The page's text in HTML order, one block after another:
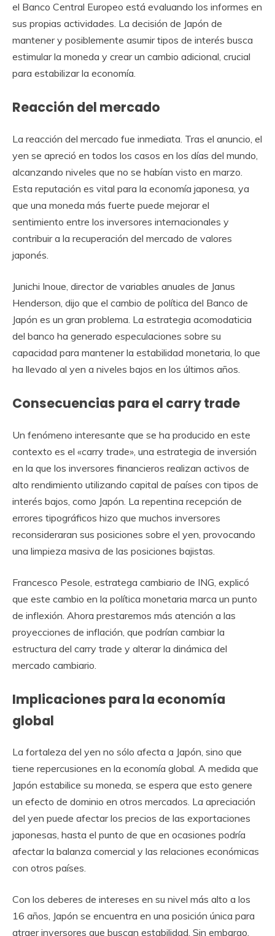
el Banco Central Europeo está evaluando los informes en
sus propias actividades. La decisión de Japón de
mantener y posiblemente asumir tipos de interés busca
estimular la moneda y crear un cambio adicional, crucial
para estabilizar la economía.
Reacción del mercado
La reacción del mercado fue inmediata. Tras el anuncio, el
yen se apreció en todos los casos en los días del mundo,
alcanzando niveles que no se habían visto en marzo.
Esta reputación es vital para la economía japonesa, ya
que una moneda más fuerte puede mejorar el
sentimiento entre los inversores internacionales y
contribuir a la recuperación del mercado de valores
japonés.
Junichi Inoue, director de variables anuales de Janus
Henderson, dijo que el cambio de política del Banco de
Japón es un gran problema. La estrategia acomodaticia
del banco ha generado especulaciones sobre su
capacidad para mantener la estabilidad monetaria, lo que
ha llevado al yen a niveles bajos en los últimos años.
Consecuencias para el carry trade
Un fenómeno interesante que se ha producido en este
contexto es el «carry trade», una estrategia de inversión
en la que los inversores financieros realizan activos de
alto rendimiento utilizando capital de países con tipos de
interés bajos, como Japón. La repentina recepción de
errores tipográficos hizo que muchos inversores
reconsideraran sus posiciones sobre el yen, provocando
una limpieza masiva de las posiciones bajistas.
Francesco Pesole, estratega cambiario de ING, explicó
que este cambio en la política monetaria marca un punto
de inflexión. Ahora prestaremos más atención a las
proyecciones de inflación, que podrían cambiar la
estructura del carry trade y alterar la dinámica del
mercado cambiario.
Implicaciones para la economía
global
La fortaleza del yen no sólo afecta a Japón, sino que
tiene repercusiones en la economía global. A medida que
Japón estabilice su moneda, se espera que esto genere
un efecto de dominio en otros mercados. La apreciación
del yen puede afectar los precios de las exportaciones
japonesas, hasta el punto de que en ocasiones podría
afectar la balanza comercial y las relaciones económicas
con otros países.
Con los deberes de intereses en su nivel más alto a los
16 años, Japón se encuentra en una posición única para
atraer inversores que buscan estabilidad. Sin embargo,